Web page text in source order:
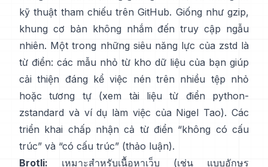
kỹ thuật tham chiếu trên GitHub. Giống như gzip,
khung cơ bản không nhắm đến truy cập ngẫu
nhiên. Một trong những siêu năng lực của zstd là
từ điển: các mẫu nhỏ từ kho dữ liệu của bạn giúp
cải thiện đáng kể việc nén trên nhiều tệp nhỏ
hoặc tương tự (xem
tài liệu từ điển python-
zstandard và ví dụ làm việc của Nigel Tao). Các
triển khai chấp nhận cả từ điển “không có cấu
trúc” và “có cấu trúc” (thảo luận).
Brotli: เหมาะสำหรับเนื้อหาเว็บ (เช่น แบบอักษร